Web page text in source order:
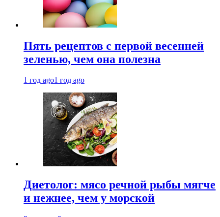
Пять рецептов с первой весенней
зеленью, чем она полезна
1 год ago1 год ago
Диетолог: мясо речной рыбы мягче
и нежнее, чем у морской